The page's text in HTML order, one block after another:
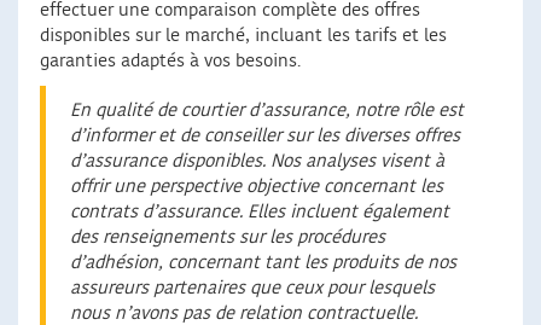
effectuer une comparaison complète des offres
disponibles sur le marché, incluant les tarifs et les
garanties adaptés à vos besoins.
En qualité de courtier d’assurance, notre rôle est
d’informer et de conseiller sur les diverses offres
d’assurance disponibles. Nos analyses visent à
offrir une perspective objective concernant les
contrats d’assurance. Elles incluent également
des renseignements sur les procédures
d’adhésion, concernant tant les produits de nos
assureurs partenaires que ceux pour lesquels
nous n’avons pas de relation contractuelle.